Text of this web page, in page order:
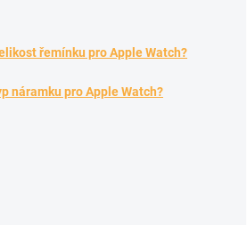
řemínku pro Apple Watch?
náramku pro Apple Watch?